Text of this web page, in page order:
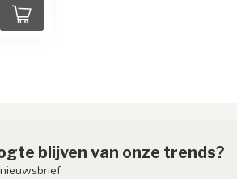
blijven van onze trends?